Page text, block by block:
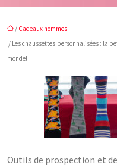
/ Cadeaux hommes
/ Les chaussettes personnalisées : la
monde!
Outils de prospection et